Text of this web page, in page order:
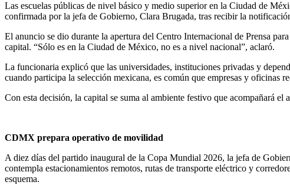
Las escuelas públicas de nivel básico y medio superior en la Ciudad de
confirmada por la jefa de Gobierno, Clara Brugada, tras recibir la
El anuncio se dio durante la apertura del Centro Internacional de Prensa
capital. “Sólo es en la Ciudad de México, no es a nivel nacional”, aclaró.
La funcionaria explicó que las universidades, instituciones privadas y
cuando participa la selección mexicana, es común que empresas y oficinas
Con esta decisión, la capital se suma al ambiente festivo que acompañará
CDMX prepara operativo de movilidad
A diez días del partido inaugural de la Copa Mundial 2026, la jefa de
contempla estacionamientos remotos, rutas de transporte eléctrico y
esquema.